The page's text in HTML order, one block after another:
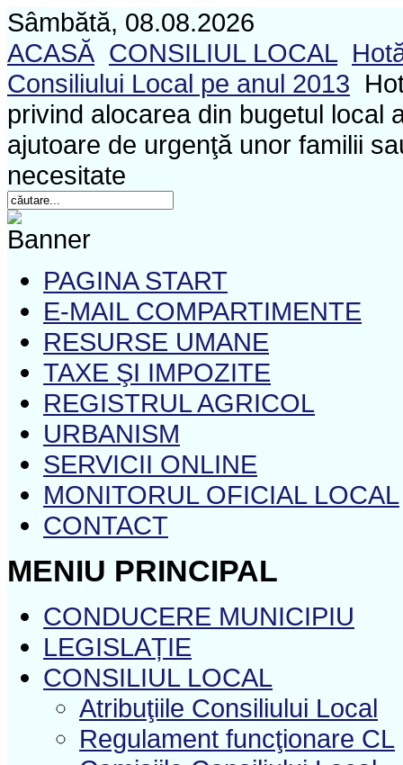
Sâmbătă, 08.08.2026
ACASĂ CONSILIUL LOCAL
Consiliului Local pe anul 2013
privind alocarea din bugetul local
ajutoare de urgenţă unor familii
necesitate
PAGINA START
E-MAIL COMPARTIMENTE
RESURSE UMANE
TAXE ŞI IMPOZITE
REGISTRUL AGRICOL
URBANISM
SERVICII ONLINE
MONITORUL OFICIAL LOCAL
CONTACT
MENIU PRINCIPAL
CONDUCERE MUNICIPIU
LEGISLAȚIE
CONSILIUL LOCAL
Atribuţiile Consiliului Local
Regulament funcţionare CL